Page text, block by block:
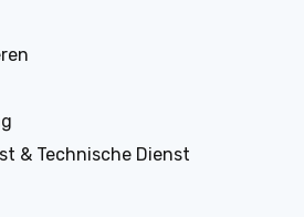
& Technische Dienst